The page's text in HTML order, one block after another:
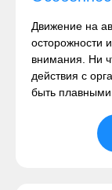
Движение на
осторожности
внимания. Ни
действия с
быть